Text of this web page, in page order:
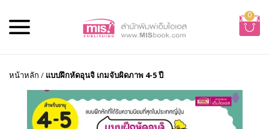
0
หน้าหลัก / แบบฝึกหัดอุนจิ เกมจับผิดภาพ 4-5 ปี